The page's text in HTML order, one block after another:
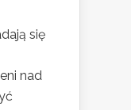
się
nad